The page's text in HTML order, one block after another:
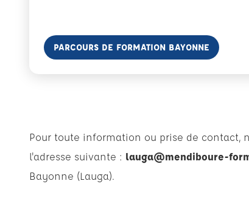
PARCOURS DE FORMATION BAYONNE
Pour toute information ou prise de contact,
l'adresse suivante : lauga@mendiboure-
Bayonne (Lauga).